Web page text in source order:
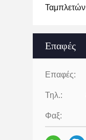
Ταμπλετών
Επαφές
Επαφές:
Τηλ.:
Φαξ: